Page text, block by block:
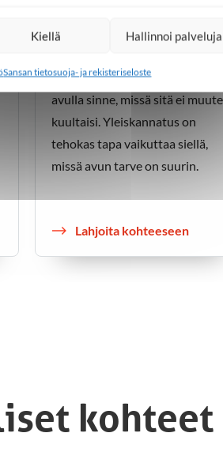
Kiellä Hallinnoi palveluja
Sansan tietosuoja- ja rekisteriseloste
kustannustehokkaasti median
avulla sinne, missä sitä ei
kuultaisi. Yleiskannatus on
tehokas tapa vaikuttaa siellä,
missä avun tarve on suurin.
Lahjoita kohteeseen
kohteet